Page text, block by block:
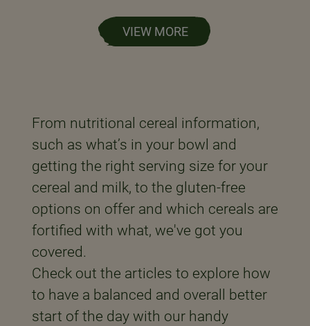
VIEW MORE
From nutritional cereal information,
such as what’s in your bowl and
getting the right serving size for your
cereal and milk, to the gluten-free
options on offer and which cereals are
fortified with what, we've got you
covered.
Check out the articles to explore how
to have a balanced and overall better
start of the day with our handy